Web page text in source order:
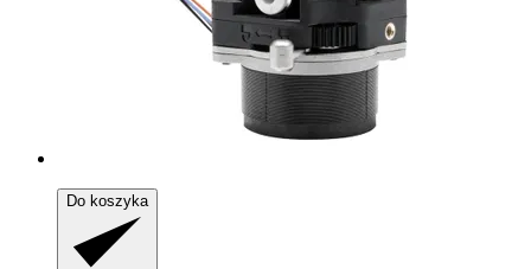
Do koszyka